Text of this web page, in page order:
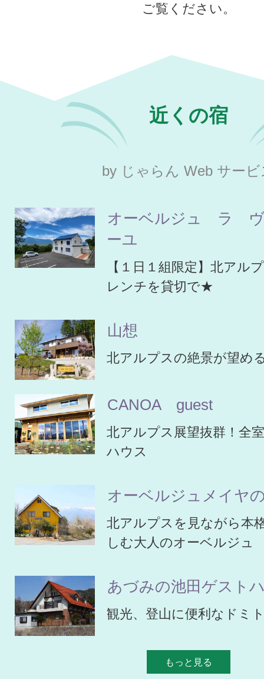
ご覧ください。
近くの宿
by じゃらん Web サービ
オーベルジュ ラ
ーユ
【１日１組限定】北アル
レンチを貸切で★
山想
北アルプスの絶景が望め
CANOA guest
北アルプス展望抜群！全
ハウス
オーベルジュメイヤ
北アルプスを見ながら本
しむ大人のオーベルジュ
あづみの池田ゲスト
観光、登山に便利なド
もっと見る